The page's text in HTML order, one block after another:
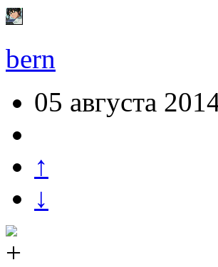
bern
05 августа
↑
↓